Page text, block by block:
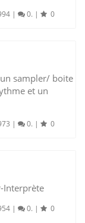
| 0. | 0
sampler/ boite
et un
| 0. | 0
Interprète
| 0. | 0